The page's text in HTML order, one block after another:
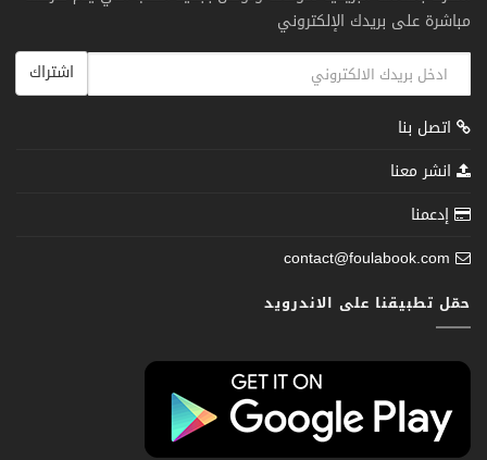
مباشرة على بريدك الإلكتروني
اشتراك
اتصل بنا
انشر معنا
إدعمنا
contact@foulabook.com
حمّل تطبيقنا على الاندرويد